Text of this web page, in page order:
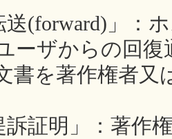
送(forward)」：
ーザからの回
書を著作権者又
訴証明」：著作